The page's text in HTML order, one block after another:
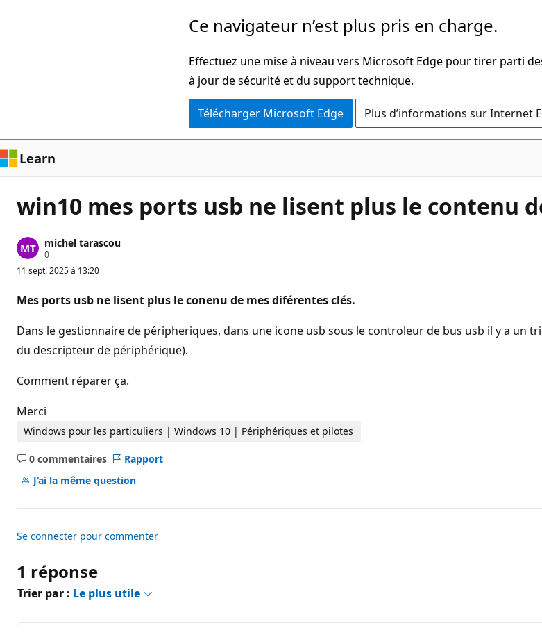
Ce navigateur n’est plus pris en charge.
Effectuez une mise à niveau vers Microsoft Edge pour tirer parti
à jour de sécurité et du support technique.
Télécharger Microsoft Edge Plus d’informations sur Internet
Learn
win10 mes ports usb ne lisent plus le contenu
michel tarascou
0P
i
t
s
e
r
é
p
t
n
11 sept. 2025 à 13:20
Mes ports usb ne lisent plus le conenu de mes diférentes clés.
Dans le gestionnaire de péripheriques, dans une icone usb sous le controleur de bus usb il y a un
du descripteur de périphérique).
Comment réparer ça.
Merci
Windows pour les particuliers | Windows 10 | Périphériques et pilotes
0 commentaires
Aucun
commentaire
Rapport
J’ai la même question
Se connecter pour commenter
1 réponse
Trier par : Le plus utile